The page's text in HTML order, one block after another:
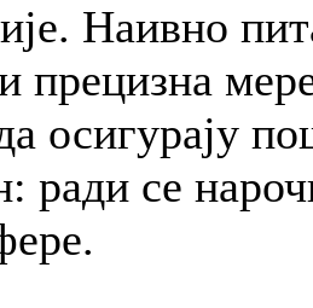
Наивно
прецизна
осигурају
ради се